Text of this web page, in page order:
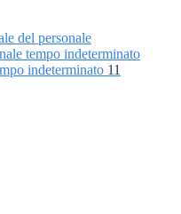
del personale
tempo indeterminato
indeterminato 11